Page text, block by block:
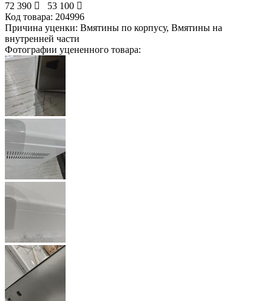
72 390
53 100
Код товара: 204996
Причина уценки: Вмятины по корпусу, Вмятины на
внутренней части
Фотографии уцененного товара: